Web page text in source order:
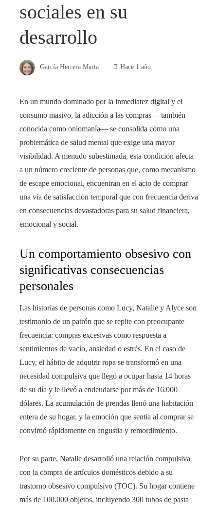
sociales en su
desarrollo
García Herrera Marta Hace 1 año
En un mundo dominado por la inmediatez digital y el
consumo masivo, la adicción a las compras —también
conocida como oniomanía— se consolida como una
problemática de salud mental que exige una mayor
visibilidad. A menudo subestimada, esta condición afecta
a un número creciente de personas que, como mecanismo
de escape emocional, encuentran en el acto de comprar
una vía de satisfacción temporal que con frecuencia deriva
en consecuencias devastadoras para su salud financiera,
emocional y social.
Un comportamiento obsesivo con
significativas consecuencias
personales
Las historias de personas como Lucy, Natalie y Alyce son
testimonio de un patrón que se repite con preocupante
frecuencia: compras excesivas como respuesta a
sentimientos de vacío, ansiedad o estrés. En el caso de
Lucy, el hábito de adquirir ropa se transformó en una
necesidad compulsiva que llegó a ocupar hasta 14 horas
de su día y le llevó a endeudarse por más de 16.000
dólares. La acumulación de prendas llenó una habitación
entera de su hogar, y la emoción que sentía al comprar se
convirtió rápidamente en angustia y remordimiento.
Por su parte, Natalie desarrolló una relación compulsiva
con la compra de artículos domésticos debido a su
trastorno obsesivo compulsivo (TOC). Su hogar contiene
más de 100.000 objetos, incluyendo 300 tubos de pasta